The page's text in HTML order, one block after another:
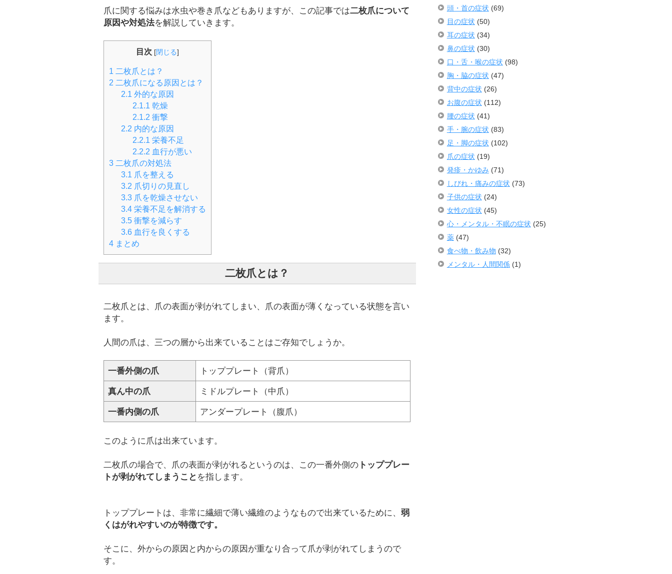
爪に関する悩みは水虫や巻き爪などもありますが、この記事では二枚爪について
原因や対処法を解説していきます。
目次 [閉じる]
1 二枚爪とは？
2 二枚爪になる原因とは？
2.1 外的な原因
2.1.1 乾燥
2.1.2 衝撃
2.2 内的な原因
2.2.1 栄養不足
2.2.2 血行が悪い
3 二枚爪の対処法
3.1 爪を整える
3.2 爪切りの見直し
3.3爪を乾燥させない
3.4栄養不足を解消する
3.5衝撃を減らす
3.6血行を良くする
4 まとめ
二枚爪とは？
二枚爪とは、爪の表面が剥がれてしまい、爪の表面が薄くなっている状態を言い
ます。
人間の爪は、三つの層から出来ていることはご存知でしょうか。
一番外側の爪 トッププレート（背爪）
真ん中の爪 ミドルプレート（中爪）
一番内側の爪 アンダープレート（腹爪）
このように爪は出来ています。
二枚爪の場合で、爪の表面が剥がれるというのは、この一番外側の トッププレー
トが剥がれてしまうこと を指します。
トッププレートは、非常に繊細で薄い繊維のようなもので出来ているために、 弱
くはがれやすいのが特徴です。
そこに、外からの原因と内からの原因が重なり合って爪が剥がれてしまうので
す。
頭・首の症状 (69)
目の症状 (50)
耳の症状 (34)
鼻の症状 (30)
口・舌・喉の症状 (98)
胸・脇の症状 (47)
背中の症状 (26)
お腹の症状 (112)
腰の症状 (41)
手・腕の症状 (83)
足・脚の症状 (102)
爪の症状 (19)
発疹・かゆみ (71)
しびれ・痛みの症状 (73)
子供の症状 (24)
女性の症状 (45)
心・メンタル・不眠の症状 (25)
薬(47)
食べ物・飲み物 (32)
メンタル・人間関係(1)